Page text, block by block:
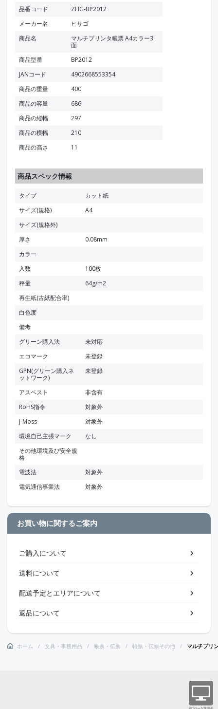
品番コード
ZHG-BP2012
メーカー名
ヒサゴ
商品名
マルチプリンタ帳票 A4カラー3
面
商品型番
BP2012
JANコード
4902668553354
商品の重量
400
商品の容量
686
商品の縦幅
297
商品の横幅
210
商品の高さ
11
商品スペック情報
タイプ
カット紙
サイズ(規格)
A4
サイズ(規格外)
厚さ
0.08mm
カラー
入数
100枚
秤量
64g/m2
再生紙(古紙配合率)
白色度
備考
グリーン購入法
未対応
エコマーク
未登録
GPN(グリーン購入ネ
ットワーク)
未登録
アスベスト
非含有
RoHS指令
対象外
J-Moss
対象外
環境自己主張マーク
なし
その他環境及び安全規
格
電波法
対象外
電気通信事業法
対象外
お買い物に関するご案内
ご購入について
送料について
配送予定とエリアについて
返品について
ホーム 文具・事務用品 帳票・伝票 帳票・伝票その他 マルチプリ